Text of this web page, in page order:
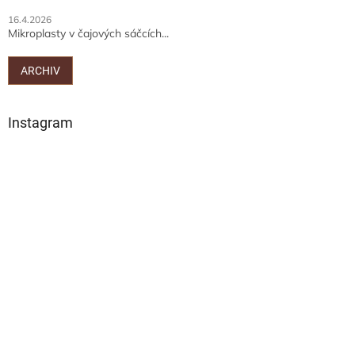
16.4.2026
Mikroplasty v čajových sáčcích...
ARCHIV
Instagram